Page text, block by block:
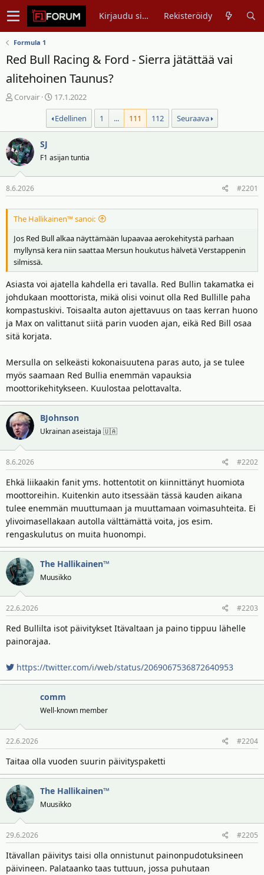
Kirjaudu sisään Rekisteröidy
Formula 1
Red Bull Racing & Ford - Sierra jätättää vai
alitehoinen Taunus?
V
s
t
i
k
e
t
u
a
l
o
i
t
t
a
a
Corvair
A
l
o
i
u
p
m
ä
r
ä
17.1.2022
Edellinen
1 ... 111 112 Seuraava
SJ
F1 asijan tuntia
8.6.2026 #2201
The Hallikainen™ sanoi:
Jos Red Bull alkaa näyttämään lupaavaa aerokehitystä parhaan
myllynsä kera niin saattaa Mersun houkutus hälvetä Verstappenin
silmissä.
Asiasta voi ajatella kahdella eri tavalla. Red Bullin takamatka ei
johdukaan moottorista, mikä olisi voinut olla Red Bullille paha
kompastuskivi. Toisaalta auton ajettavuus on taas kerran huono
ja Max on valittanut siitä parin vuoden ajan, eikä Red Bill osaa
sitä korjata.
Mersulla on selkeästi kokonaisuutena paras auto, ja se tulee
myös saamaan Red Bullia enemmän vapauksia
moottorikehitykseen. Kuulostaa pelottavalta.
BJohnson
Ukrainan aseistaja 🇺🇦
8.6.2026 #2202
Ehkä liikaakin fanit yms. hottentotit on kiinnittänyt huomiota
moottoreihin. Kuitenkin auto itsessään tässä kauden aikana
tulee enemmän muuttumaan ja muuttamaan voimasuhteita. Ei
ylivoimasellakaan autolla välttämättä voita, jos esim.
rengaskulutus on muita huonompi.
The Hallikainen™
Muusikko
22.6.2026 #2203
Red Bullilta isot päivitykset Itävaltaan ja paino tippuu lähelle
painorajaa.
https://twitter.com/i/web/status/2069067536872640953
comm
Well-known member
22.6.2026 #2204
Taitaa olla vuoden suurin päivityspaketti
The Hallikainen™
Muusikko
29.6.2026 #2205
Itävallan päivitys taisi olla onnistunut painonpudotuksineen
päivineen. Palataanko taas tuttuun, jossa puhutaan